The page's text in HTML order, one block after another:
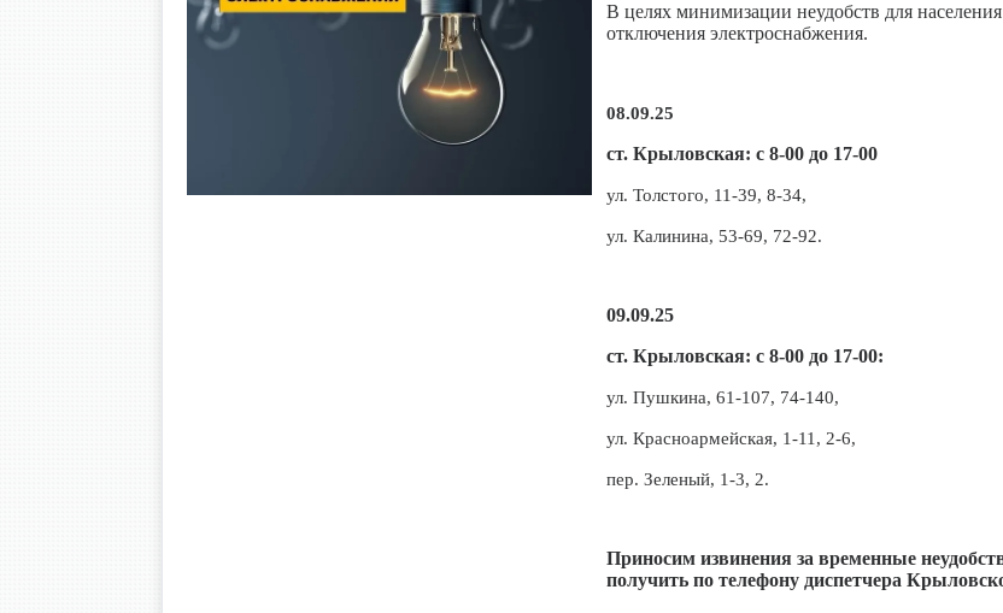
В целях минимизации неудобств для
отключения электроснабжения.
08.09.25
ст. Крыловская: с 8-00 до 17-00
ул. Толстого, 11-39, 8-34,
ул. Калинина, 53-69, 72-92.
09.09.25
ст. Крыловская: с 8-00 до 17-00:
ул. Пушкина, 61-107, 74-140,
ул. Красноармейская, 1-11, 2-6,
пер. Зеленый, 1-3, 2.
Приносим извинения за временные
получить по телефону диспетчера